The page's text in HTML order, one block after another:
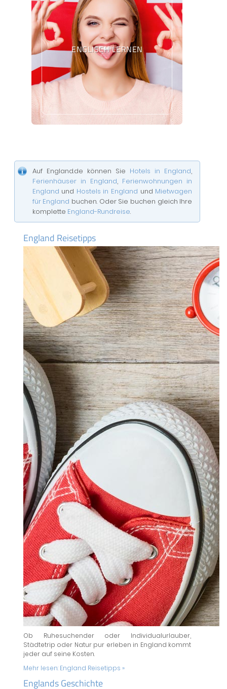
ENGLISCH LERNEN
Auf England.de können Sie Hotels in England,
Ferienhäuser in England, Ferienwohnungen in
England und Hostels in England und Mietwagen
für England buchen. Oder Sie buchen gleich Ihre
komplette England-Rundreise.
England Reisetipps
Ob Ruhesuchender oder Individualurlauber,
Städtetrip oder Natur pur erleben in England kommt
jeder auf seine Kosten.
Mehr lesen: England Reisetipps »
Englands Geschichte